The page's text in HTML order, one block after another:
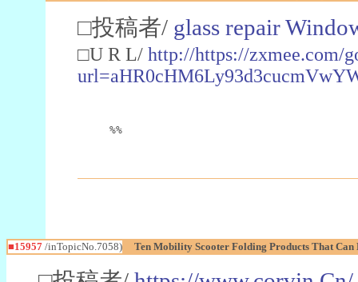
□投稿者/ glass repair
□U R L/ http://https://zxmee.com/
%%
■15957 /inTopicNo.7058) Ten Mobility Scooter Folding Products That Can